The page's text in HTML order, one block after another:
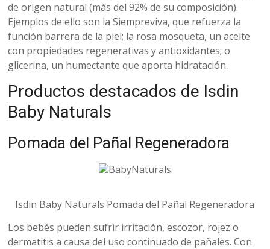
de origen natural (más del 92% de su composición).
Ejemplos de ello son la Siempreviva, que refuerza la
función barrera de la piel; la rosa mosqueta, un aceite
con propiedades regenerativas y antioxidantes; o
glicerina, un humectante que aporta hidratación.
Productos destacados de Isdin
Baby Naturals
Pomada del Pañal Regeneradora
Isdin Baby Naturals Pomada del Pañal Regeneradora
Los bebés pueden sufrir irritación, escozor, rojez o
dermatitis a causa del uso continuado de pañales. Con